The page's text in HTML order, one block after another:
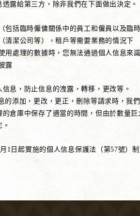
露給第三方，除非我們在下面做出決定。
包括臨時僱傭關係中的員工和僱員以及臨
清潔公司等），租戶等需要業務的情況下
用處理的數據時，您無法通過個人信息來
露
息，防止信息的洩露，轉移，更改等。
的添加，更改，更正，刪除等請求時，我
的倉庫中保存了適當的時間，但由於數量
1日起實施的個人信息保護法（第57號）